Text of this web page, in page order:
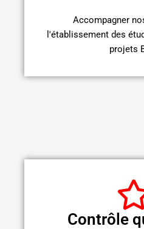
Accompagner
l'établissement des
projets
Contrôle